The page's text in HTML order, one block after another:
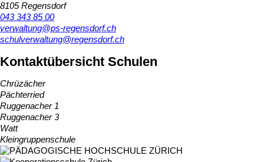
8105 Regensdorf
043 343 85 00
verwaltung@ps-regensdorf.ch
schulverwaltung@regensdorf.ch
Kontaktübersicht Schulen
Chrüzächer
Pächterried
Ruggenacher 1
Ruggenacher 3
Watt
Kleingruppenschule